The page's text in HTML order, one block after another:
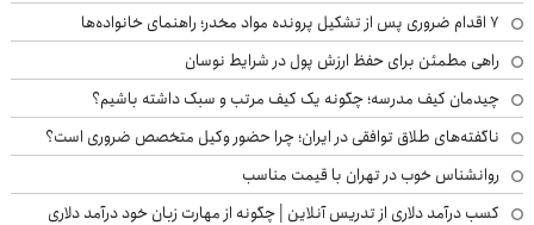
۷ اقدام ضروری پس از تشکیل پرونده مواد مخدر؛ راهنمای خانواده‌ها
راهی مطمئن برای حفظ ارزش پول در شرایط نوسان
چیدمان کیف مدرسه؛ چگونه یک کیف مرتب و سبک داشته باشیم؟
ناگفته‌های طلاق توافقی در ایران؛ چرا حضور وکیل متخصص ضروری است؟
روانشناس خوب در تهران با قیمت مناسب
کسب درآمد دلاری از تدریس آنلاین | چگونه از مهارت زبان خود درآمد دلاری